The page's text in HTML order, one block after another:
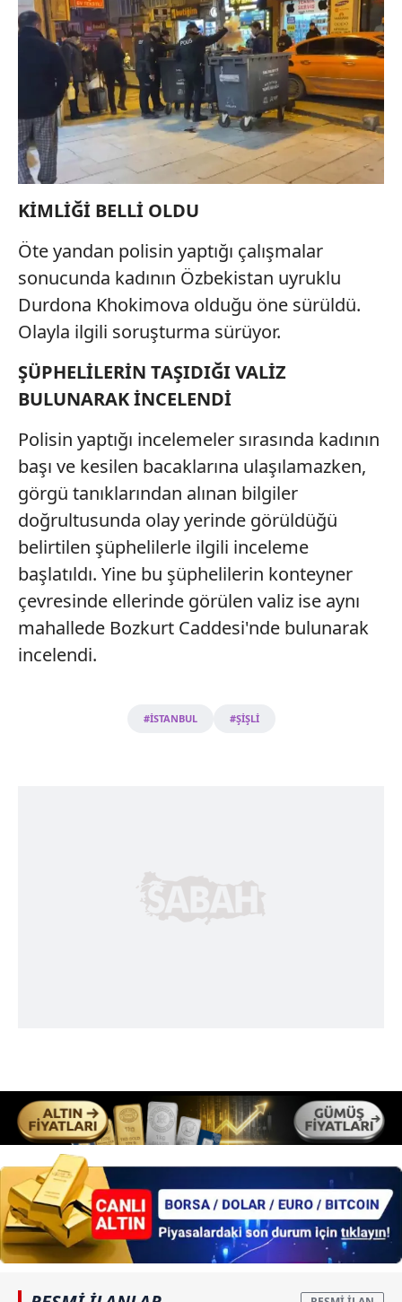
KİMLİĞİ BELLİ OLDU
Öte yandan polisin yaptığı çalışmalar
sonucunda kadının Özbekistan uyruklu
Durdona Khokimova olduğu öne sürüldü.
Olayla ilgili soruşturma sürüyor.
ŞÜPHELİLERİN TAŞIDIĞI VALİZ
BULUNARAK İNCELENDİ
Polisin yaptığı incelemeler sırasında kadının
başı ve kesilen bacaklarına ulaşılamazken,
görgü tanıklarından alınan bilgiler
doğrultusunda olay yerinde görüldüğü
belirtilen şüphelilerle ilgili inceleme
başlatıldı. Yine bu şüphelilerin konteyner
çevresinde ellerinde görülen valiz ise aynı
mahallede Bozkurt Caddesi'nde bulunarak
incelendi.
#İSTANBUL #ŞİŞLİ